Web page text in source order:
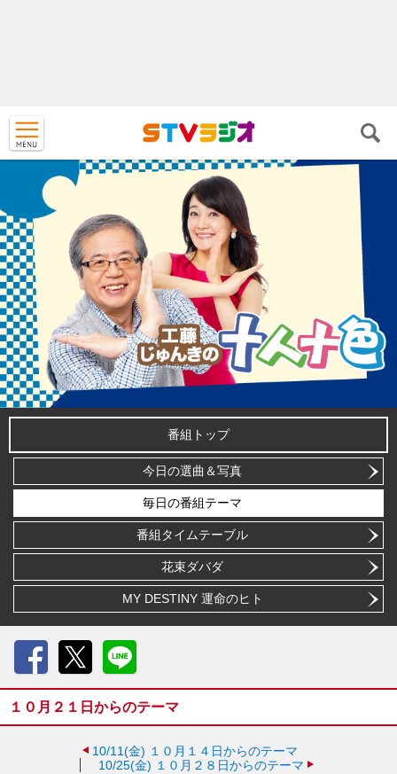
番組トップ
今日の選曲＆写真
毎日の番組テーマ
番組タイムテーブル
花束ダバダ
MY DESTINY 運命のヒト
１０月２１日からのテーマ
10/11(金) １０月１４日からのテーマ
10/25(金) １０月２８日からのテーマ